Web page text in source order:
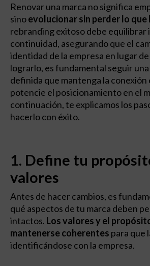
Renovar una marca no significa
sinoevolucionar sin perder lo que
rebranding exitoso debe equilibrar
continuidad, asegurando que el
identidad de la empresa en lugar
lograrlo, es fundamental seguir
definida que mantenga la conexión
potencie el posicionamiento en el
continuación, te explicamos los
hacerlo con éxito.
1. Define tu
valores
Antes de hacer cambios, es
qué aspectos de tu marca deben
intactos. Los valores y el
mantenerse coherentes para que
identificándose con la empresa.